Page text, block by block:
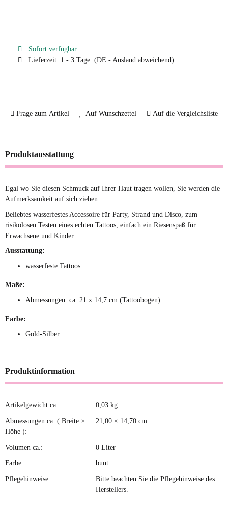
Sofort verfügbar
Lieferzeit: 1 - 3 Tage (DE - Ausland abweichend)
Frage zum Artikel Auf Wunschzettel Auf die Vergleichsliste
Produktausstattung
Egal wo Sie diesen Schmuck auf Ihrer Haut tragen wollen, Sie werden die
Aufmerksamkeit auf sich ziehen.
Beliebtes wasserfestes Accessoire für Party, Strand und Disco, zum
risikolosen Testen eines echten Tattoos, einfach ein Riesenspaß für
Erwachsene und Kinder.
Ausstattung:
wasserfeste Tattoos
Maße:
Abmessungen: ca. 21 x 14,7 cm (Tattoobogen)
Farbe:
Gold-Silber
Produktinformation
Produkteigenschaft
Wert
Artikelgewicht ca.: 0,03 kg
Abmessungen ca. ( Breite ×
Höhe ):
21,00 × 14,70 cm
Volumen ca.: 0 Liter
Farbe: bunt
Pflegehinweise:
Bitte beachten Sie die Pflegehinweise des
Herstellers.